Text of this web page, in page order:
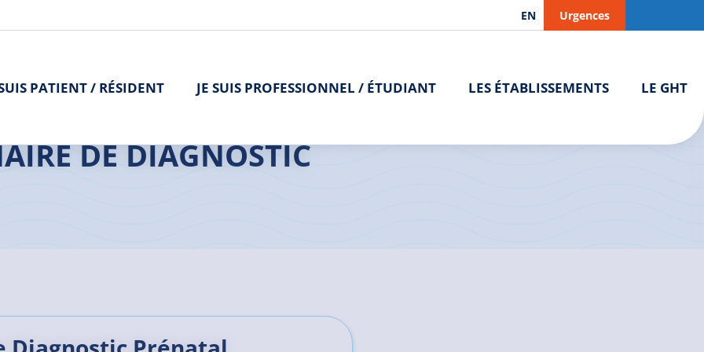
EN Urgences
PATIENT / RÉSIDENT JE SUIS PROFESSIONNEL / ÉTUDIANT LES ÉTABLISSEMENTS LE GHT
Prénatal (CPDPN)
DE DIAGNOSTIC